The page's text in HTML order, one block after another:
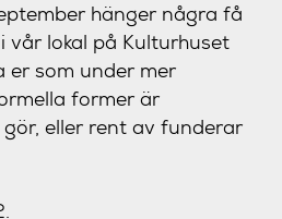
hänger några få
vår lokal på Kulturhuset
som under mer
former är
eller rent av funderar